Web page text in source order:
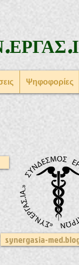
Ψηφοφορίες
synergasia-